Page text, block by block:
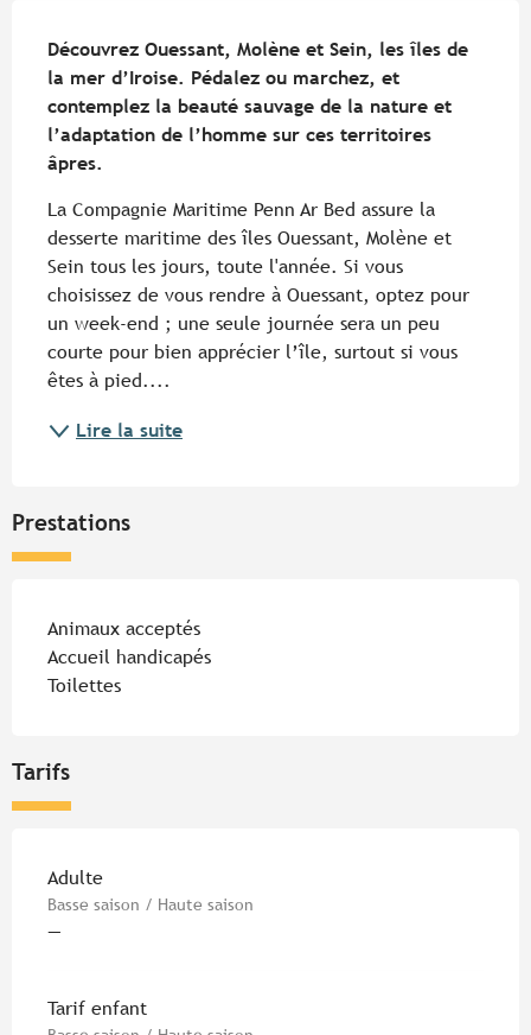
Découvrez Ouessant, Molène et Sein, les îles de
la mer d’Iroise. Pédalez ou marchez, et
contemplez la beauté sauvage de la nature et
l’adaptation de l’homme sur ces territoires
âpres.
La Compagnie Maritime Penn Ar Bed assure la
desserte maritime des îles Ouessant, Molène et
Sein tous les jours, toute l'année. Si vous
choisissez de vous rendre à Ouessant, optez pour
un week-end ; une seule journée sera un peu
courte pour bien apprécier l’île, surtout si vous
êtes à pied....
Lire la suite
Prestations
Animaux acceptés
Accueil handicapés
Toilettes
Tarifs
Tarifs 2026
Adulte
Basse saison / Haute saison
—
Tarif enfant